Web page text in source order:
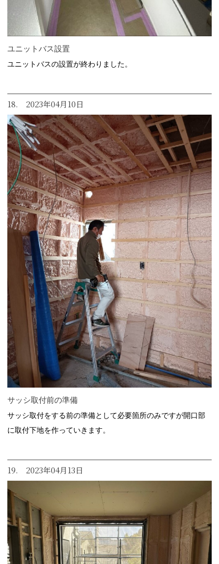
ユニットバス設置
ユニットバスの設置が終わりました。
18. 2023年04月10日
サッシ取付前の準備
サッシ取付をする前の準備として必要箇所のみですが開口部
に取付下地を作っていきます。
19. 2023年04月13日